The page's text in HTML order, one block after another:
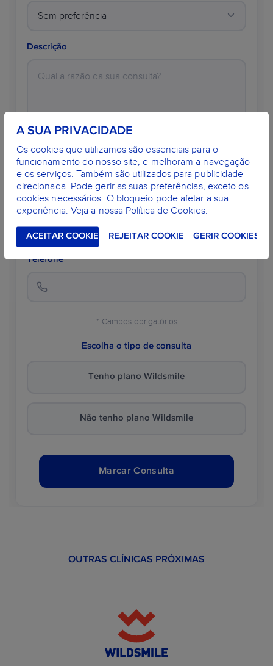
Descrição
E-mail*
Telefone*
* Campos obrigatórios
Escolha o tipo de consulta
Tenho plano Wildsmile
Não tenho plano Wildsmile
Marcar Consulta
OUTRAS CLÍNICAS PRÓXIMAS
A SUA PRIVACIDADE
Os cookies que utilizamos são essenciais para o
funcionamento do nosso site, e melhoram a navegação
e os serviços. Também são utilizados para publicidade
direcionada. Pode gerir as suas preferências, exceto os
cookies necessários. O bloqueio pode afetar a sua
experiência. Veja a nossa Política de Cookies.
ACEITAR COOKIES REJEITAR COOKIES GERIR COOKIES